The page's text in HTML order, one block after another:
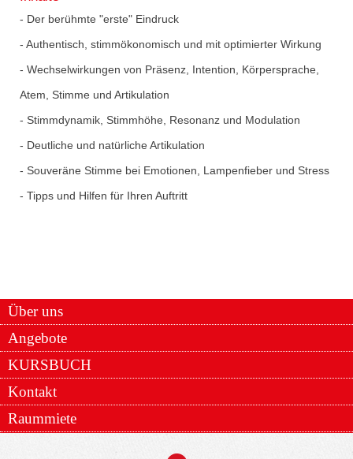
- Der berühmte "erste" Eindruck
- Authentisch, stimmökonomisch und mit optimierter Wirkung
- Wechselwirkungen von Präsenz, Intention, Körpersprache,
Atem, Stimme und Artikulation
- Stimmdynamik, Stimmhöhe, Resonanz und Modulation
- Deutliche und natürliche Artikulation
- Souveräne Stimme bei Emotionen, Lampenfieber und Stress
- Tipps und Hilfen für Ihren Auftritt
Über uns
Angebote
KURSBUCH
Kontakt
Raummiete